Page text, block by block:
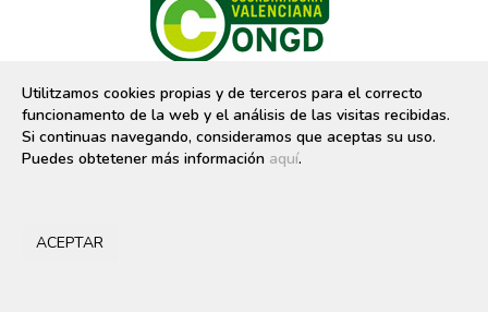
CVONGD, C/ Moro Zeit, 9 bajo-izq 46001 Valencia 96 391 37 49
Desarrollo web:
7ymedia, coop.v
Financia:
Utilitzamos cookies propias y de terceros para el correcto
funcionamento de la web y el análisis de las visitas recibidas.
Si continuas navegando, consideramos que aceptas su uso.
Puedes obtetener más información aquí.
ACEPTAR